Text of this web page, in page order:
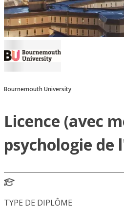
Bournemouth University
Licence (avec
psychologie de
TYPE DE DIPLÔME